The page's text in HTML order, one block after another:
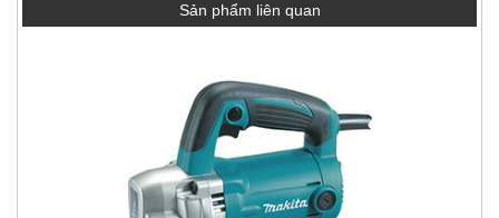
Sản phẩm liên quan